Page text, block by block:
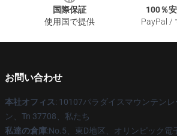
国際保証
使用国で提供
100％
PayPal /
お問い合わせ
本社オフィス: 10107パラダイスマウンテン
ン、Tn 37708、私たち
私達の倉庫:No.5、東D地区、オリンピック電